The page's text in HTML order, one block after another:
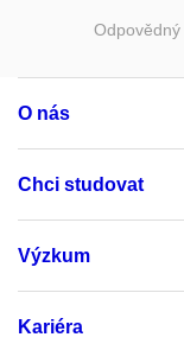
Odpovědný
O nás
Chci studovat
Výzkum
Kariéra